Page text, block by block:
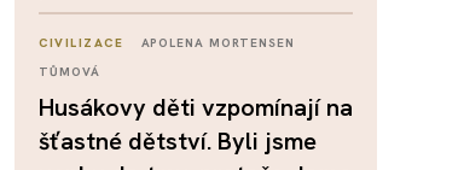
CIVILIZACE
APOLENA MORTENSEN
TŮMOVÁ
Husákovy děti vzpomínají na
šťastné dětství. Byli jsme